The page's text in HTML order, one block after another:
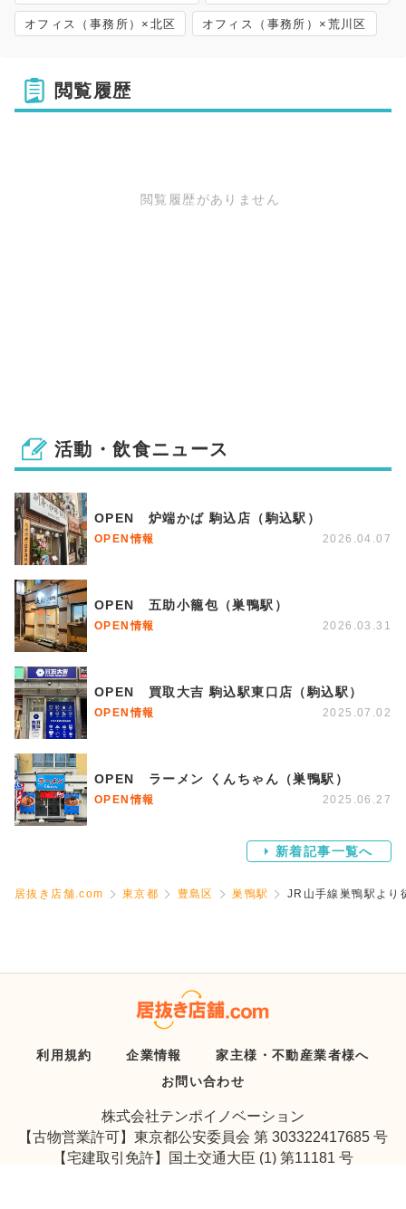
オフィス（事務所）×北区 オフィス（事務所）×荒川区
閲覧履歴
閲覧履歴がありません
活動・飲食ニュース
OPEN 炉端かば 駒込店（駒込駅）
OPEN情報 2026.04.07
OPEN 五助小籠包（巣鴨駅）
OPEN情報 2026.03.31
OPEN 買取大吉 駒込駅東口店（駒込駅）
OPEN情報 2025.07.02
OPEN ラーメン くんちゃん（巣鴨駅）
OPEN情報 2025.06.27
新着記事一覧へ
居抜き店舗.com 東京都 豊島区 巣鴨駅 JR山手線巣鴨駅より
利用規約 企業情報
家主様・不動産業者様へ
お問い合わせ
株式会社テンポイノベーション
【古物営業許可】東京都公安委員会 第 303322417685 号
【宅建取引免許】国土交通大臣 (1) 第11181 号